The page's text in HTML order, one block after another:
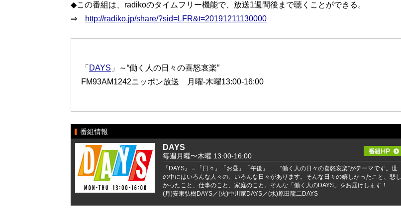
◆この番組は、radikoのタイムフリー機能で、放送1週間後まで聴くことができる。
⇒
http://radiko.jp/share/?sid=LFR&t=20191211130000
「 DAYS 」～“働く人の日々の喜怒哀楽”
FM93AM1242ニッポン放送 月曜-木曜13:00-16:00
番組情報
DAYS
毎週月曜〜木曜 13:00-16:00
『DAYS』＝「日々」「お昼」「午後」… “働く人の日々の喜怒哀楽”がテーマです。世
の中にはいろんな人々の、いろんな日々があります。そんな日々の嬉しかったこと、悲し
かったこと、仕事のこと、家庭のこと。そんな「働く人のDAYS」をお届けします！
(月)安東弘樹DAYS／(火)中川家DAYS／(水)原田龍二DAYS